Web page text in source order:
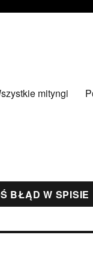
mityngi
BŁĄD W SPISIE